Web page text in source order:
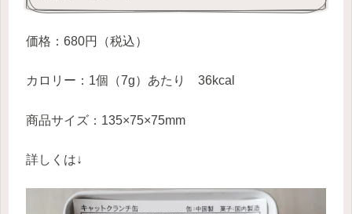
価格：680円（税込）
カロリー：1個（7g）あたり 36kcal
商品サイズ：135×75×75mm
詳しくは↓